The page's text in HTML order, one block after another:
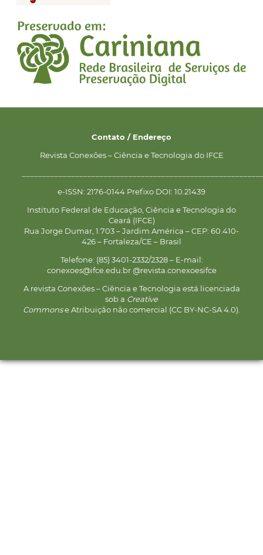
Contato / Endereço
Revista Conexões – Ciência e Tecnologia do IFCE
e-ISSN: 2176-0144 Prefixo DOI: 10.21439
Instituto Federal de Educação, Ciência e Tecnologia do
Ceará (IFCE)
Rua Jorge Dumar, 1.703 – Jardim América – CEP: 60.410-
426 – Fortaleza/CE – Brasil
Telefone: (85) 3401-2332/2328 – E-mail:
conexoes@ifce.edu.br @revista.conexoesifce
A revista Conexões – Ciência e Tecnologia está licenciada
sob a Creative
Commonse Atribuição não comercial (CC BY-NC-SA 4.0).